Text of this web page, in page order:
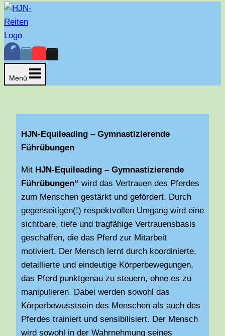
Menü
HJN-Equileading – Gymnastizierende
Führübungen
Mit HJN-Equileading – Gymnastizierende
Führübungen“ wird das Vertrauen des Pferdes
zum Menschen gestärkt und gefördert. Durch
gegenseitigen(!) respektvollen Umgang wird eine
sichtbare, tiefe und tragfähige Vertrauensbasis
geschaffen, die das Pferd zur Mitarbeit
motiviert. Der Mensch lernt durch koordinierte,
detaillierte und eindeutige Körperbewegungen,
das Pferd punktgenau zu steuern, ohne es zu
manipulieren. Dabei werden sowohl das
Körperbewusstsein des Menschen als auch des
Pferdes trainiert und sensibilisiert. Der Mensch
wird sowohl in der Wahrnehmung seines